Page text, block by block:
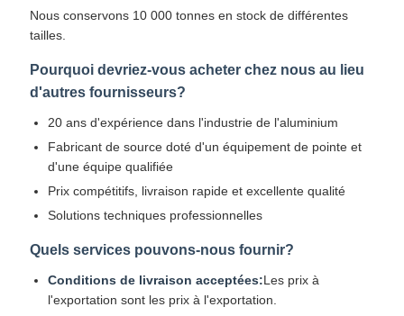
Nous conservons 10 000 tonnes en stock de différentes
tailles.
Pourquoi devriez-vous acheter chez nous au lieu
d'autres fournisseurs?
20 ans d'expérience dans l'industrie de l'aluminium
Fabricant de source doté d'un équipement de pointe et
d'une équipe qualifiée
Prix compétitifs, livraison rapide et excellente qualité
Solutions techniques professionnelles
Quels services pouvons-nous fournir?
Conditions de livraison acceptées:Les prix à
l'exportation sont les prix à l'exportation.